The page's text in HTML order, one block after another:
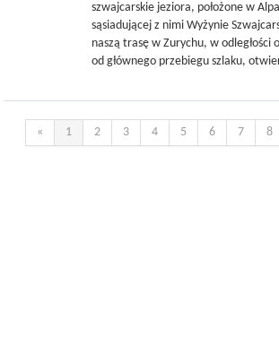
szwajcarskie jeziora, położone w
sąsiadującej z nimi Wyżynie
naszą trasę w Zurychu, w odległości
od głównego przebiegu szlaku,
« 1 2 3 4 5 6 7 8